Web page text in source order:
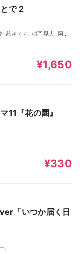
で 2
真仲莉央, 山本悠有希, 富
¥1,650
11『花の園』
¥330
「いつか届く日
。